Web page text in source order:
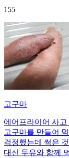
155
고구마
에어프라이어 사
고구마를 만들어
걱정했는데 썩은
대신 두유와 함께